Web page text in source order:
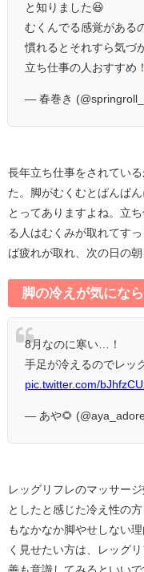
と知りました😆
むくんでる感覚がある
慣れるとそれすら気づ
立ち仕事の人おすすめ
— 春巻き
長年立ち仕事をされてい
た。脚がむくむとぱんぱ
とってありますよね。立
る人はむくみが取れてす
ば疲れが取れ、次の日の
脚の冷えが気にな
8月なのに寒い…！
手足が冷えるのでレ
pic.twitter.com/
— あや🌻
レッグリフレのマッサー
としたと感じた冷え性の
もなかなか脚やせしない理
く見せたい方は、レッグリ